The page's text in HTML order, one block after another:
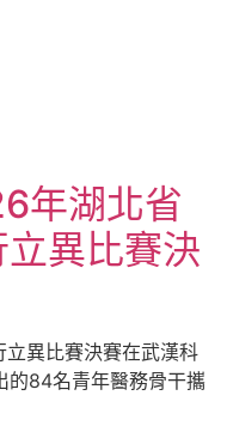
年湖北省
異比賽決
異比賽決賽在武漢科
的84名青年醫務骨干攜